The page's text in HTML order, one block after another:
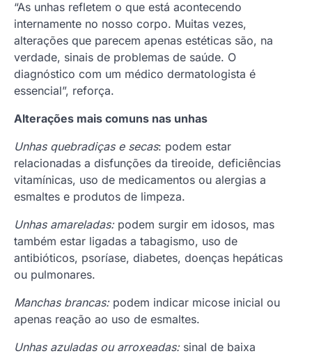
“As unhas refletem o que está acontecendo
internamente no nosso corpo. Muitas vezes,
alterações que parecem apenas estéticas são, na
verdade, sinais de problemas de saúde. O
diagnóstico com um médico dermatologista é
essencial”, reforça.
Alterações mais comuns nas unhas
Unhas quebradiças e secas: podem estar
relacionadas a disfunções da tireoide, deficiências
vitamínicas, uso de medicamentos ou alergias a
esmaltes e produtos de limpeza.
Unhas amareladas:podem surgir em idosos, mas
também estar ligadas a tabagismo, uso de
antibióticos, psoríase, diabetes, doenças hepáticas
ou pulmonares.
Manchas brancas:podem indicar micose inicial ou
apenas reação ao uso de esmaltes.
Unhas azuladas ou arroxeadas:sinal de baixa